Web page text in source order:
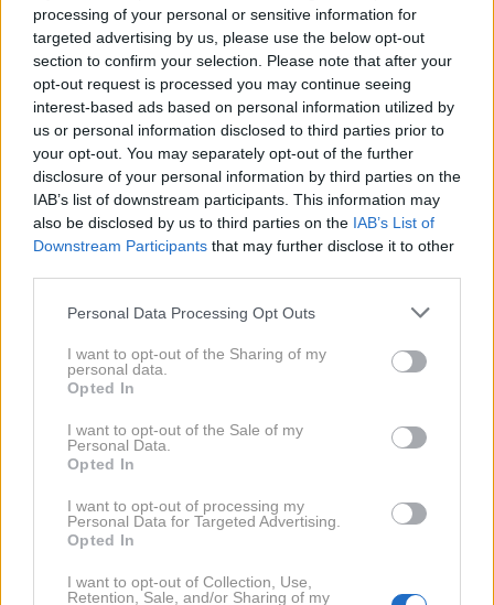
processing of your personal or sensitive information for
targeted advertising by us, please use the below opt-out
section to confirm your selection. Please note that after your
opt-out request is processed you may continue seeing
interest-based ads based on personal information utilized by
us or personal information disclosed to third parties prior to
your opt-out. You may separately opt-out of the further
disclosure of your personal information by third parties on the
IAB’s list of downstream participants. This information may
also be disclosed by us to third parties on the IAB’s List of
Downstream Participants that may further disclose it to other
Please note that this website/app uses one or more Google
not limited to your visit or usage behaviour. You may click to
grant or deny consent to Google and its third-party tags to
use your data for below specified purposes in below Google
consent section.
Personal Data Processing Opt Outs
I want to opt-out of the Sharing of my
personal data.
Opted In
I want to opt-out of the Sale of my
Personal Data.
Opted In
I want to opt-out of processing my
Personal Data for Targeted Advertising.
Opted In
I want to opt-out of Collection, Use,
Retention, Sale, and/or Sharing of my
Rezultat? Popravili so točno tisto, kar smo trdili, da je
nedokončano delo pri klasičnem R. S.-­u. Posledica?
Nasmeh na ustih od starta (da, Trophy ima tudi startni
program, ki zagotavlja najidealnejše pospeševanje
brez zdrsa pogonskih koles) pa do šeste prestave,
ko iz izpušne cevi poka in motor žvižga, kot radi
žvižgajo sodobni turbomotorji. Zabava te po navadi
Potem pridejo ovinki in podvozje skupaj z zelo
zmogljivimi gumami poskrbi, da se del možganov
zaradi sredobežnih sil že boji za življenje, medtem ko
nadle­dvične žleze kot nore brizgajo adrenalin v krvni
obtok. Dokler ne preizkusite, ne morete verjeti, kako
220 'iskrih' tako zabavnih ...
in atmosferski motor starega Clia R. S. Če bi moral